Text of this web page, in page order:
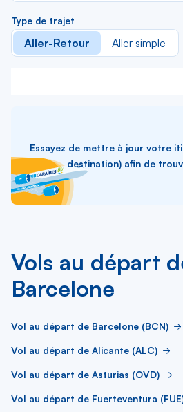
Type de trajet
Aller-Retour Aller simple
Essayez de mettre à jour votre
destination) afin de
Vols au départ
Barcelone
Vol au départ de Barcelone (BCN)
Vol au départ de Alicante (ALC)
Vol au départ de Asturias (OVD)
Vol au départ de Fuerteventura